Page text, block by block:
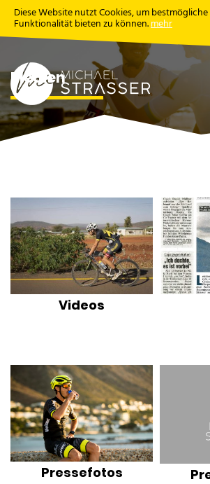
Diese Website nutzt Cookies, um bestmögliche
Funktionalität bieten zu können.mehr
Medien
Videos
Pressefotos